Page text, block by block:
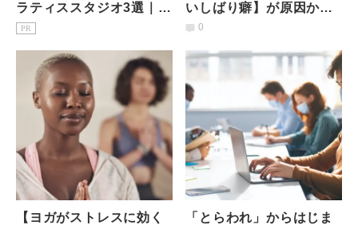
ラティススタジオ3選｜1
回1,650円〜マシン・安さ
PR
いしばり癖】が原因か
も！？出来る対策と顔周
ッチ
0
【ヨガがストレスに効く
「とらわれ」からはじま